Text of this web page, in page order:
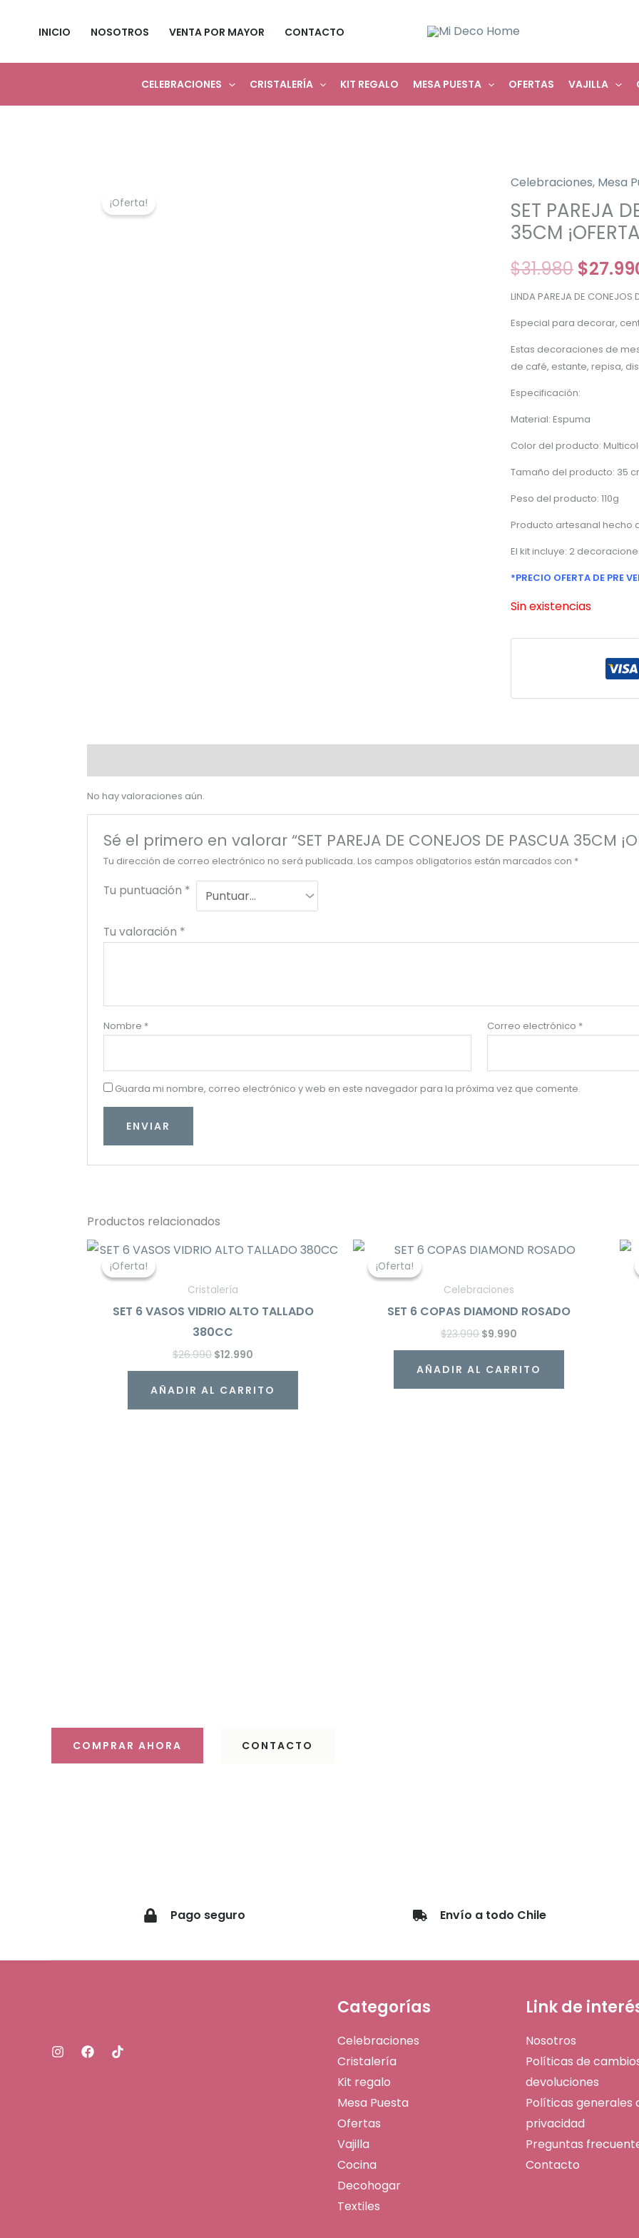
INICIO NOSOTROS VENTA POR MAYOR CONTACTO
CELEBRACIONES CRISTALERÍA KIT REGALO MESA PUESTA OFERTAS VAJILLA
¡Oferta!
Celebraciones, Mesa
SET PAREJA
35CM
$31.980
El
precio
original
$
LINDA PAREJA DE CONEJOS
Especial para decorar,
Estas decoraciones de
de café, estante, repisa,
Especificación:
Material: Espuma
Color del producto:
Tamaño del producto: 35
Peso del producto: 110g
Producto artesanal hecho
El kit incluye: 2
*PRECIO OFERTA DE PRE
Sin existencias
No hay valoraciones aún.
Sé el primero en valorar “SET PAREJA DE CONEJOS DE PASCUA 35CM
Tu dirección de correo electrónico no será publicada. Los campos obligatorios están marcados con *
Tu puntuación *
Tu valoración *
Nombre * Correo electrónico *
Guarda mi nombre, correo electrónico y web en este navegador para la próxima vez que comente.
Productos relacionados
¡Oferta!
¡Oferta!
Cristalería
SET 6 VASOS VIDRIO ALTO TALLADO
380CC
$26.990
El
precio
era:
$26.990.
$12.990
El
precio
AÑADIR AL CARRITO
¡Oferta!
¡Oferta!
Celebraciones
SET 6 COPAS DIAMOND ROSADO
$23.990
El
precio
era:
$23.990.
$9.990
El
precio
AÑADIR AL CARRITO
COMPRAR AHORA CONTACTO
Pago seguro Envío a todo Chile
Categorías
Celebraciones
Cristalería
Kit regalo
Mesa Puesta
Ofertas
Vajilla
Cocina
Decohogar
Textiles
Link de
Nosotros
Políticas de
devoluciones
Políticas generales
privacidad
Preguntas
Contacto